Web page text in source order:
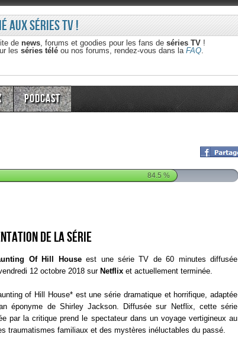
aux séries TV !
de news, forums et goodies pour les fans de séries TV!
les séries téléou nos forums, rendez-vous dans la FAQ.
Podcast
84.5%
de la série
Of Hill Houseest une série TV de 60 minutes diffusée
12 octobre 2018 sur Netflix et actuellement terminée.
of Hill House* est une série dramatique et horrifique, adaptée
éponyme de Shirley Jackson. Diffusée sur Netflix, cette série
par la critique prend le spectateur dans un voyage vertigineux au
traumatismes familiaux et des mystères inéluctables du passé.